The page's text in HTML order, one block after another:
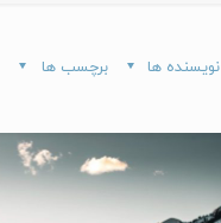
برچسب ها نویسنده ها